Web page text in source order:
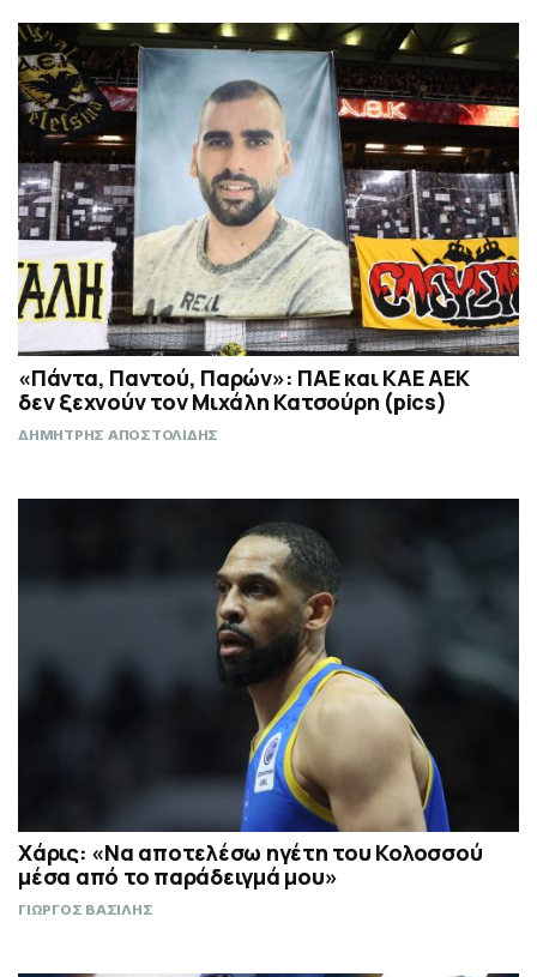
«Πάντα, Παντού, Παρών»: ΠΑΕ και ΚΑΕ ΑΕΚ
δεν ξεχνούν τον Μιχάλη Κατσούρη (pics)
ΔΗΜΗΤΡΗΣ ΑΠΟΣΤΟΛΙΔΗΣ
Χάρις: «Να αποτελέσω ηγέτη του Κολοσσού
μέσα από το παράδειγμά μου»
ΓΙΩΡΓΟΣ ΒΑΣΙΛΗΣ